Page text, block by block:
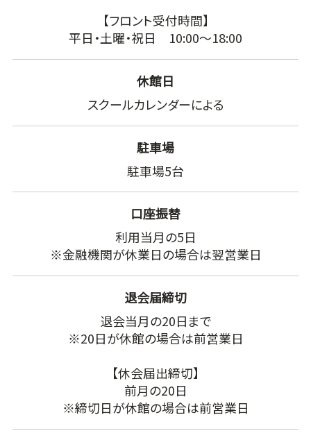
【フロント受付時間】
平日・土曜・祝日 10:00～18:00
休館日
スクールカレンダーによる
駐車場
駐車場5台
口座振替
利用当月の5日
※金融機関が休業日の場合は翌営業日
退会届締切
退会当月の20日まで
※20日が休館の場合は前営業日
【休会届出締切】
前月の20日
※締切日が休館の場合は前営業日